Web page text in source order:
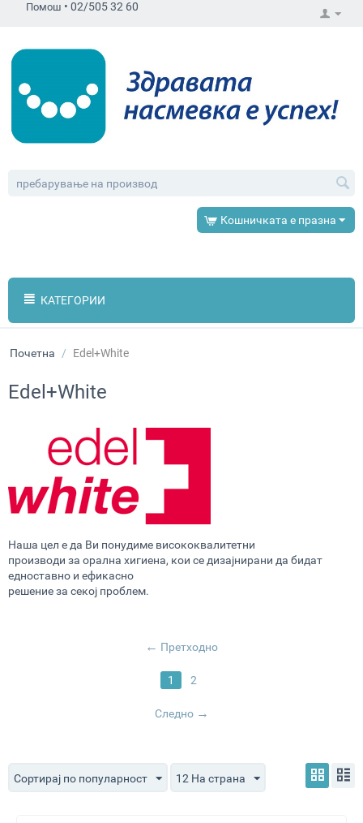
Помош • 02/505 32 60
Кошничката е празна
КАТЕГОРИИ
Почетна / Edel+White
Edel+White
Наша цел е да Ви понудиме висококвалитетни
производи за орална хигиена, кои се дизајнирани да бидат
едноставно и ефикасно
решение за секој проблем.
Претходно
1 2
Следно
Сортирај по популарност 12 На страна